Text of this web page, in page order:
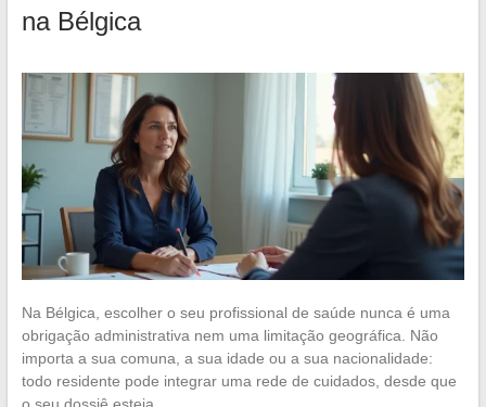
na Bélgica
Na Bélgica, escolher o seu profissional de saúde nunca é uma
obrigação administrativa nem uma limitação geográfica. Não
importa a sua comuna, a sua idade ou a sua nacionalidade:
todo residente pode integrar uma rede de cuidados, desde que